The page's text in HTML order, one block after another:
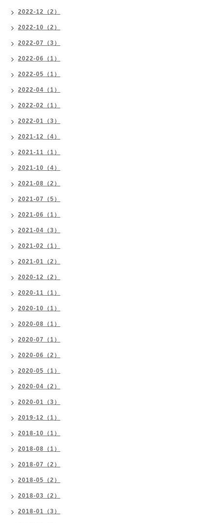
2022-12（2）
2022-10（2）
2022-07（3）
2022-06（1）
2022-05（1）
2022-04（1）
2022-02（1）
2022-01（3）
2021-12（4）
2021-11（1）
2021-10（4）
2021-08（2）
2021-07（5）
2021-06（1）
2021-04（3）
2021-02（1）
2021-01（2）
2020-12（2）
2020-11（1）
2020-10（1）
2020-08（1）
2020-07（1）
2020-06（2）
2020-05（1）
2020-04（2）
2020-01（3）
2019-12（1）
2018-10（1）
2018-08（1）
2018-07（2）
2018-05（2）
2018-03（2）
2018-01（3）